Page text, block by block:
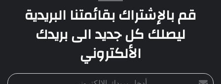
قم بالإشتراك بقائمتنا البريدية
ليصلك كل جديد الى بريدك
الألكتروني
أدخل